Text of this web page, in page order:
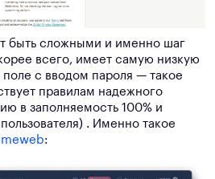
быть сложными и именно шаг
всего, имеет самую низкую
с вводом пароля — такое
правилам надежного
в заполняемость 100% и
. Именно такое
: